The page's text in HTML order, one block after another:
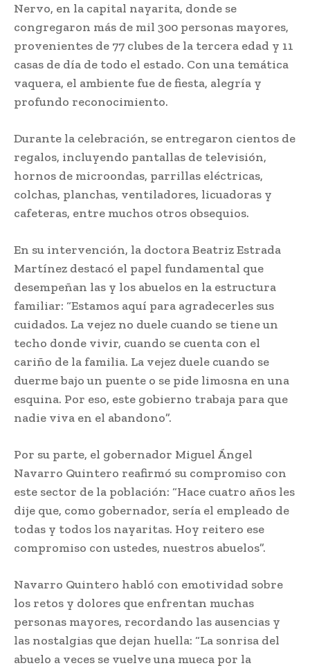
Nervo, en la capital nayarita, donde se
congregaron más de mil 300 personas mayores,
provenientes de 77 clubes de la tercera edad y 11
casas de día de todo el estado. Con una temática
vaquera, el ambiente fue de fiesta, alegría y
profundo reconocimiento.
Durante la celebración, se entregaron cientos de
regalos, incluyendo pantallas de televisión,
hornos de microondas, parrillas eléctricas,
colchas, planchas, ventiladores, licuadoras y
cafeteras, entre muchos otros obsequios.
En su intervención, la doctora Beatriz Estrada
Martínez destacó el papel fundamental que
desempeñan las y los abuelos en la estructura
familiar: “Estamos aquí para agradecerles sus
cuidados. La vejez no duele cuando se tiene un
techo donde vivir, cuando se cuenta con el
cariño de la familia. La vejez duele cuando se
duerme bajo un puente o se pide limosna en una
esquina. Por eso, este gobierno trabaja para que
nadie viva en el abandono”.
Por su parte, el gobernador Miguel Ángel
Navarro Quintero reafirmó su compromiso con
este sector de la población: “Hace cuatro años les
dije que, como gobernador, sería el empleado de
todas y todos los nayaritas. Hoy reitero ese
compromiso con ustedes, nuestros abuelos”.
Navarro Quintero habló con emotividad sobre
los retos y dolores que enfrentan muchas
personas mayores, recordando las ausencias y
las nostalgias que dejan huella: “La sonrisa del
abuelo a veces se vuelve una mueca por la